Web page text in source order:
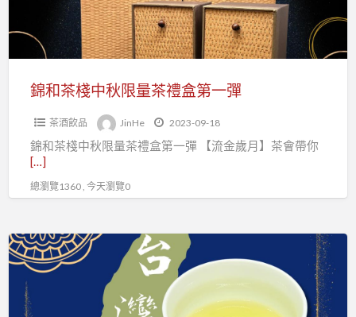
茶
錦和茶棧中秋限量茶禮盒第一彈
茶酒飲品 JinHe 2023-09-18
錦和茶棧中秋限量茶禮盒第一彈 【流金歲月】茶會帶你
[…]
總瀏覽1360 , 今天瀏覽0
精
品
龍，